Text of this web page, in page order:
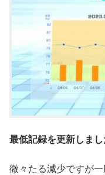
最低記録を更新しまし
微々たる減少ですが